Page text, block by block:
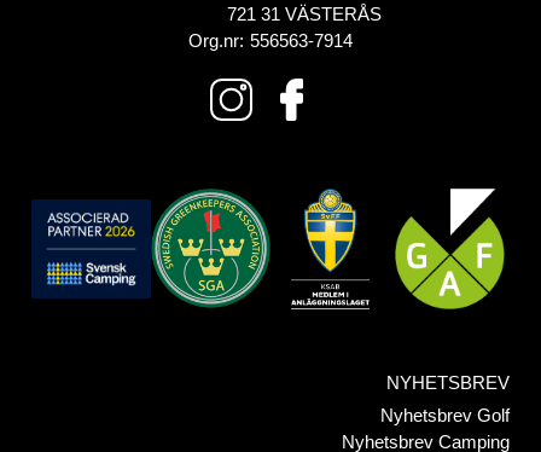
721 31 VÄSTERÅS
Org.nr: 556563-7914
NYHETSBREV
Nyhetsbrev Golf
Nyhetsbrev Camping